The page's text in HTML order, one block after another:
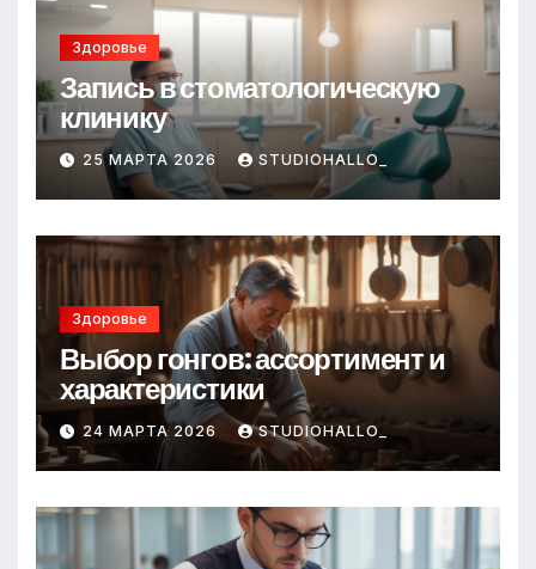
Здоровье
Запись в стоматологическую
клинику
25 МАРТА 2026 STUDIOHALLO_
Здоровье
Выбор гонгов: ассортимент и
характеристики
24 МАРТА 2026 STUDIOHALLO_